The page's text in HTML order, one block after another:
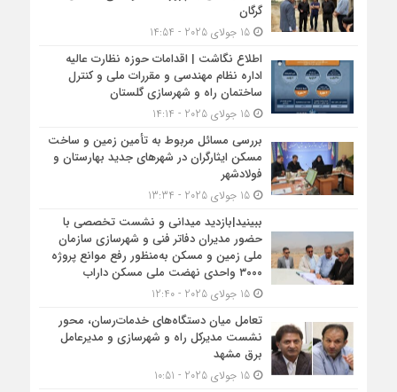
گرگان
15 جولای 2025 - 14:54
اطلاع نگاشت | اقدامات حوزه نظارت عالیه
اداره نظام مهندسی و مقررات ملی و کنترل
ساختمان راه و شهرسازی گلستان
15 جولای 2025 - 14:14
بررسی مسائل مربوط به تأمین زمین و ساخت
مسکن ایثارگران در شهرهای جدید بهارستان و
فولادشهر
15 جولای 2025 - 13:34
ببینید|بازدید میدانی و نشست تخصصی با
حضور مدیران دفاتر فنی و شهرسازی سازمان
ملی زمین و مسکن به‌منظور رفع موانع پروژه
۳۰۰۰ واحدی نهضت ملی مسکن داراب
15 جولای 2025 - 12:40
تعامل میان دستگاه‌های خدمات‌رسان، محور
نشست مدیرکل راه و شهرسازی و مدیرعامل
برق مشهد
15 جولای 2025 - 10:51